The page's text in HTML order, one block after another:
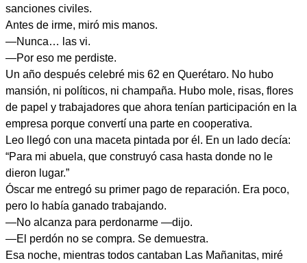
sanciones civiles.
Antes de irme, miró mis manos.
—Nunca… las vi.
—Por eso me perdiste.
Un año después celebré mis 62 en Querétaro. No hubo
mansión, ni políticos, ni champaña. Hubo mole, risas, flores
de papel y trabajadores que ahora tenían participación en la
empresa porque convertí una parte en cooperativa.
Leo llegó con una maceta pintada por él. En un lado decía:
“Para mi abuela, que construyó casa hasta donde no le
dieron lugar.”
Óscar me entregó su primer pago de reparación. Era poco,
pero lo había ganado trabajando.
—No alcanza para perdonarme —dijo.
—El perdón no se compra. Se demuestra.
Esa noche, mientras todos cantaban Las Mañanitas, miré